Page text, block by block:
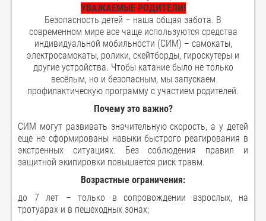
УВАЖАЕМЫЕ РОДИТЕЛИ!
Безопасность детей – наша общая забота. В
современном мире все чаще используются средства
индивидуальной мобильности (СИМ) – самокаты,
электросамокаты, ролики, скейтборды, гироскутеры и
другие устройства. Чтобы катание было не только
весёлым, но и безопасным, мы запускаем
профилактическую программу с участием родителей.
Почему это важно?
СИМ могут развивать значительную скорость, а у детей
еще не сформированы навыки быстрого реагирования в
экстренных ситуациях. Без соблюдения правил и
защитной экипировки повышается риск травм.
Возрастные ограничения:
до 7 лет – только в сопровождении взрослых, на
тротуарах и в пешеходных зонах;